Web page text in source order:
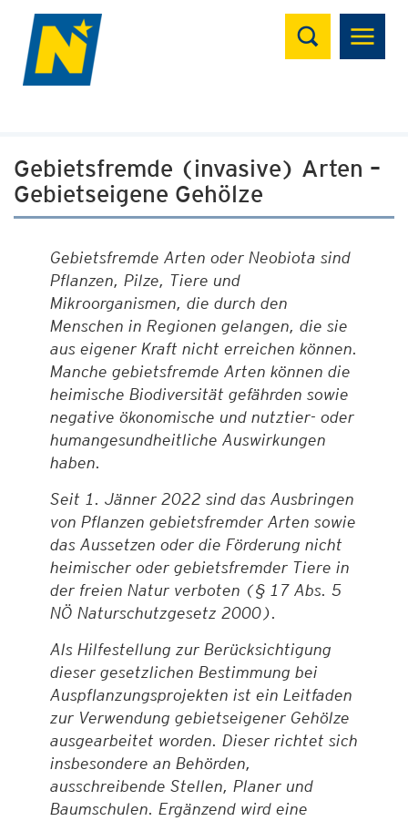
Suchen
Gebietsfremde (invasive) Arten –
Gebietseigene Gehölze
Gebietsfremde Arten oder Neobiota sind
Pflanzen, Pilze, Tiere und
Mikroorganismen, die durch den
Menschen in Regionen gelangen, die sie
aus eigener Kraft nicht erreichen können.
Manche gebietsfremde Arten können die
heimische Biodiversität gefährden sowie
negative ökonomische und nutztier- oder
humangesundheitliche Auswirkungen
haben.
Seit 1. Jänner 2022 sind das Ausbringen
von Pflanzen gebietsfremder Arten sowie
das Aussetzen oder die Förderung nicht
heimischer oder gebietsfremder Tiere in
der freien Natur verboten (§ 17 Abs. 5
NÖ Naturschutzgesetz 2000).
Als Hilfestellung zur Berücksichtigung
dieser gesetzlichen Bestimmung bei
Auspflanzungsprojekten ist ein Leitfaden
zur Verwendung gebietseigener Gehölze
ausgearbeitet worden. Dieser richtet sich
insbesondere an Behörden,
ausschreibende Stellen, Planer und
Baumschulen. Ergänzend wird eine